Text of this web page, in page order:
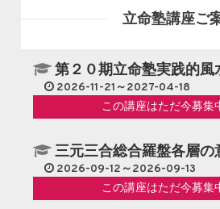
立命塾講座ご
第２０期立命塾実践的風
2026-11-21～2027-04-18
この講座はただ今募集
三元三合総合羅盤各層の
2026-09-12～2026-09-13
この講座はただ今募集